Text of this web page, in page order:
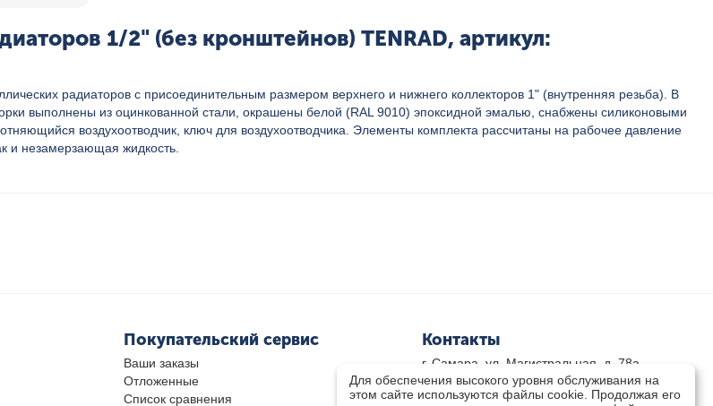
1/2" (без кронштейнов) TENRAD, артикул:
радиаторов с присоединительным размером верхнего и нижнего коллекторов 1" (внутренняя резьба). В
выполнены из оцинкованной стали, окрашены белой (RAL 9010) эпоксидной эмалью, снабжены силиконовыми
воздухоотводчик, ключ для воздухоотводчика. Элементы комплекта рассчитаны на рабочее давление
и незамерзающая жидкость.
Покупательский сервис
Ваши заказы
Отложенные
Список сравнения
Контакты
г. Самара, ул. Магистральная, д. 78а
8 800-333-33-79(звонок бесплатный)
8(846)-211-03-15
Для обеспечения высокого уровня обслуживания на
этом сайте используются файлы cookie. Продолжая его